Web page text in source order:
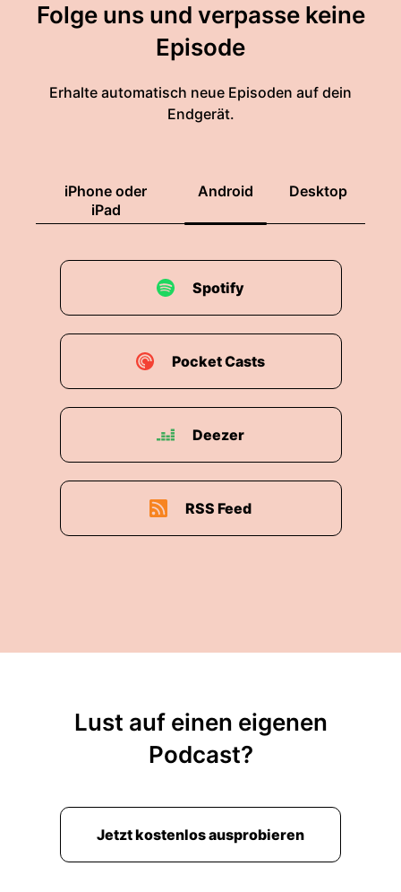
Folge uns und verpasse keine
Episode
Erhalte automatisch neue Episoden auf dein
Endgerät.
iPhone oder
iPad
Android Desktop
Spotify
Pocket Casts
Deezer
RSS Feed
Lust auf einen eigenen
Podcast?
Jetzt kostenlos ausprobieren